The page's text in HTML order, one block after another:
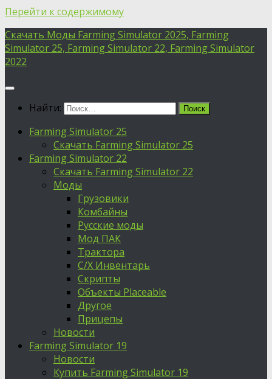
Перейти к содержимому
Скачать Моды Farming Simulator 2025, Farming
Simulator 25, Farming Simulator 22, Farming Simulator
2022
Найти:
Farming Simulator 25
Скачать Farming Simulator 25
Farming Simulator 22
Скачать Farming Simulator 22
Моды
Грузовики
Комбайны
Русские моды
Мод ПАК
Трактора
С/Х Инвентарь
Скрипты
Объекты Placeable
Другое
Прицепы
Новости
Farming Simulator 19
Новости
Купить Farming Simulator 19